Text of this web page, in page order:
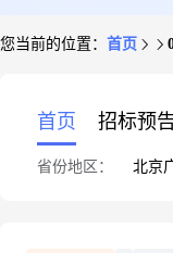
您当前的位置： 首页
首页 招标预
省份地区： 北京